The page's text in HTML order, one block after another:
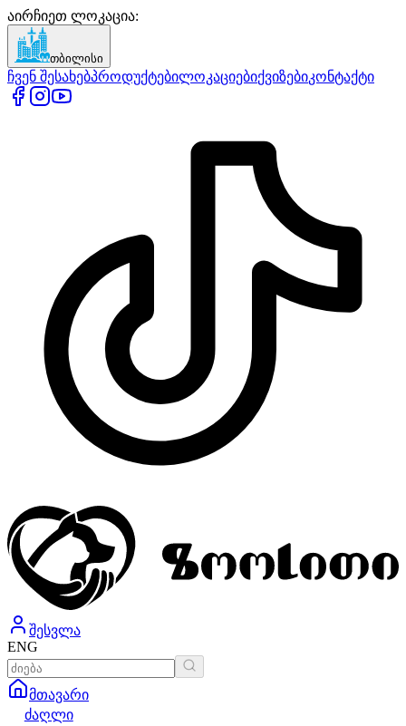
აირჩიეთ ლოკაცია:
თბილისი
ჩვენ შესახებპროდუქტებილოკაციებიქვიზებიკონტაქტი
შესვლა
ENG
მთავარი
ძაღლი